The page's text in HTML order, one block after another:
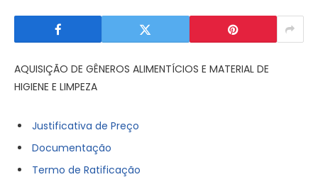
AQUISIÇÃO DE GÊNEROS ALIMENTÍCIOS E MATERIAL DE
HIGIENE E LIMPEZA
Justificativa de Preço
Documentação
Termo de Ratificação